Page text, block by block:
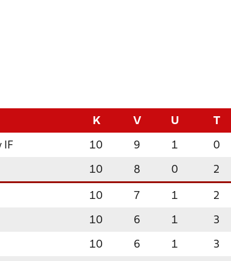
K V U T
IF 10 9 1 0
10 8 0 2
10 7 1 2
10 6 1 3
10 6 1 3